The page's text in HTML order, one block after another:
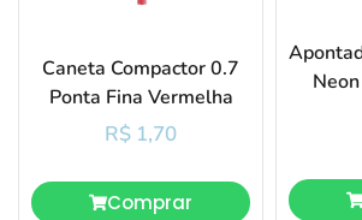
Caneta Compactor 0.7
Ponta Fina Vermelha
R$ 1,70
Comprar